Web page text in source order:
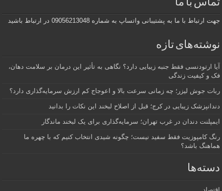
با ما
با ما به پشتیبانی واتساپ به شماره 09056213048 در ارتباط باشید
تازه
ارتودنسی فقط جنبه زیبایی دارد؟ نگاهی به تأثیر این درمان بر سلامت دهان،
و کیفیت زندگی
جوش لیزر؛ چه زمانی سرعت بالا و اعوجاج کم ارزش سرمایه‌گذاری دارد؟
زیبایی در کرج؛ قبل از اصلاح لبخند این نکات را بدانید
دندان در غرب تهران؛ سرمایه‌گذاری برای یک لبخند ماندگار
کامپوزیت فقط سفید نیست؛ چگونه شیدی انتخاب کنیم که با چهره ما
باشد؟